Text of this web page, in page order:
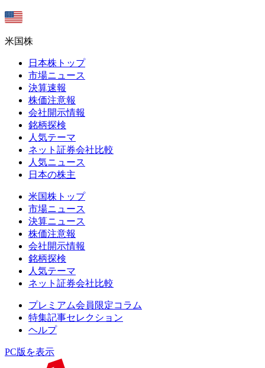
米国株
日本株トップ
市場ニュース
決算速報
株価注意報
会社開示情報
銘柄探検
人気テーマ
ネット証券会社比較
人気ニュース
日本の株主
米国株トップ
市場ニュース
決算ニュース
株価注意報
会社開示情報
銘柄探検
人気テーマ
ネット証券会社比較
プレミアム会員限定コラム
特集記事セレクション
ヘルプ
PC版を表示